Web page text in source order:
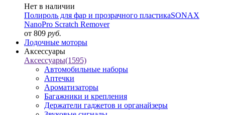
Нет в наличии
Полироль для фар и прозрачного пластикаSONAX
NanoPro Scratch Remover
от 809 руб.
Лодочные моторы
Аксессуары
Аксессуары(1595)
Автомобильные наборы
Аптечки
Ароматизаторы
Багажники и крепления
Держатели гаджетов и органайзеры